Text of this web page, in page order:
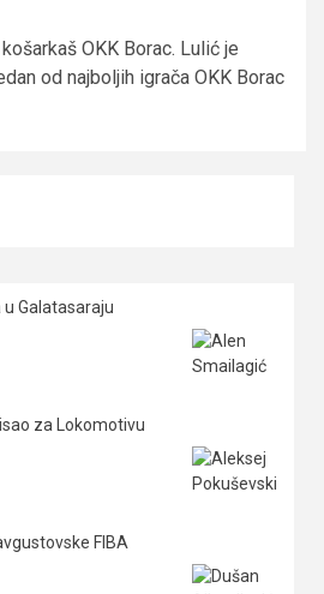
OKK Borac. Lulić je
od najboljih igrača OKK Borac
Galatasaraju
za Lokomotivu
FIBA